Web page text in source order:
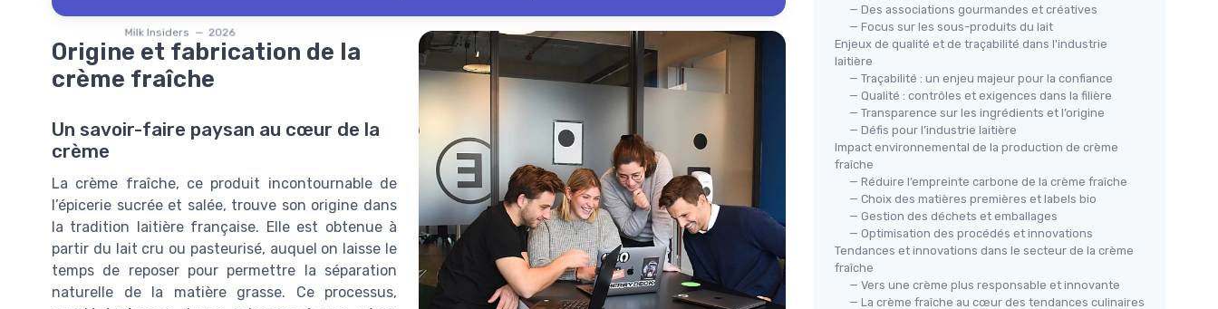
Milk Insiders — 2026
Origine et fabrication de la
crème fraîche
Un savoir-faire paysan au cœur de la
crème
La crème fraîche, ce produit incontournable de
l’épicerie sucrée et salée, trouve son origine dans
la tradition laitière française. Elle est obtenue à
partir du lait cru ou pasteurisé, auquel on laisse le
temps de reposer pour permettre la séparation
naturelle de la matière grasse. Ce processus,
— Des associations gourmandes et créatives
— Focus sur les sous-produits du lait
Enjeux de qualité et de traçabilité dans l'industrie
laitière
— Traçabilité : un enjeu majeur pour la confiance
— Qualité : contrôles et exigences dans la filière
— Transparence sur les ingrédients et l’origine
— Défis pour l’industrie laitière
Impact environnemental de la production de crème
fraîche
— Réduire l’empreinte carbone de la crème fraîche
— Choix des matières premières et labels bio
— Gestion des déchets et emballages
— Optimisation des procédés et innovations
Tendances et innovations dans le secteur de la crème
fraîche
— Vers une crème plus responsable et innovante
— La crème fraîche au cœur des tendances culinaires